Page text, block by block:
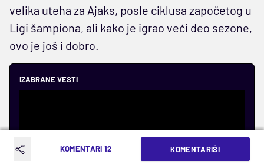
velika uteha za Ajaks, posle ciklusa započetog u
Ligi šampiona, ali kako je igrao veći deo sezone,
ovo je još i dobro.
IZABRANE VESTI
KOMENTARI 12 KOMENTARIŠI